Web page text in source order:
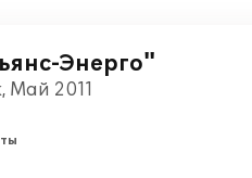
Энерго"
Май 2011